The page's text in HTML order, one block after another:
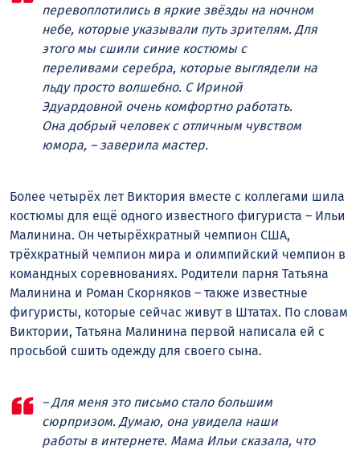
перевоплотились в яркие звёзды на ночном
небе, которые указывали путь зрителям. Для
этого мы сшили синие костюмы с
переливами серебра, которые выглядели на
льду просто волшебно. С Ириной
Эдуардовной очень комфортно работать.
Она добрый человек с отличным чувством
юмора, – заверила мастер.
Более четырёх лет Виктория вместе с коллегами шила
костюмы для ещё одного известного фигуриста – Ильи
Малинина. Он четырёхкратный чемпион США,
трёхкратный чемпион мира и олимпийский чемпион в
командных соревнованиях. Родители парня Татьяна
Малинина и Роман Скорняков – также известные
фигуристы, которые сейчас живут в Штатах. По словам
Виктории, Татьяна Малинина первой написала ей с
просьбой сшить одежду для своего сына.
– Для меня это письмо стало большим
сюрпризом. Думаю, она увидела наши
работы в интернете. Мама Ильи сказала, что